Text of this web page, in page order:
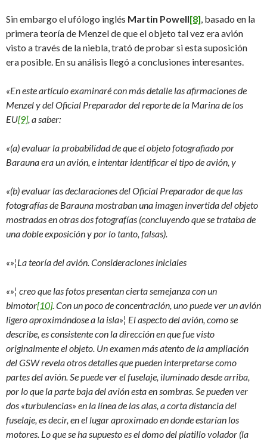
Sin embargo el ufólogo inglés Martin Powell[8], basado en la
primera teoría de Menzel de que el objeto tal vez era avión
visto a través de la niebla, trató de probar si esta suposición
era posible. En su análisis llegó a conclusiones interesantes.
«En este artículo examinaré con más detalle las afirmaciones de
Menzel y del Oficial Preparador del reporte de la Marina de los
EU[9], a saber:
«(a) evaluar la probabilidad de que el objeto fotografiado por
Barauna era un avión, e intentar identificar el tipo de avión, y
«(b) evaluar las declaraciones del Oficial Preparador de que las
fotografías de Barauna mostraban una imagen invertida del objeto
mostradas en otras dos fotografías (concluyendo que se trataba de
una doble exposición y por lo tanto, falsas).
«»¦La teoría del avión. Consideraciones iniciales
«»¦ creo que las fotos presentan cierta semejanza con un
bimotor[10]. Con un poco de concentración, uno puede ver un avión
ligero aproximándose a la isla»¦ El aspecto del avión, como se
describe, es consistente con la dirección en que fue visto
originalmente el objeto. Un examen más atento de la ampliación
del GSW revela otros detalles que pueden interpretarse como
partes del avión. Se puede ver el fuselaje, iluminado desde arriba,
por lo que la parte baja del avión esta en sombras. Se pueden ver
dos «turbulencias» en la línea de las alas, a corta distancia del
fuselaje, es decir, en el lugar aproximado en donde estarían los
motores. Lo que se ha supuesto es el domo del platillo volador (la